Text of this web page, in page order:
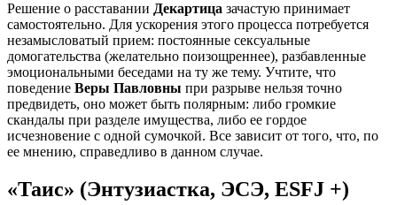
Решение о расставании Декартица зачастую принимает
самостоятельно. Для ускорения этого процесса потребуется
незамысловатый прием: постоянные сексуальные
домогательства (желательно поизощреннее), разбавленные
эмоциональными беседами на ту же тему. Учтите, что
поведение Веры Павловны при разрыве нельзя точно
предвидеть, оно может быть полярным: либо громкие
скандалы при разделе имущества, либо ее гордое
исчезновение с одной сумочкой. Все зависит от того, что, по
ее мнению, справедливо в данном случае.
«Таис» (Энтузиастка, ЭСЭ, ESFJ +)